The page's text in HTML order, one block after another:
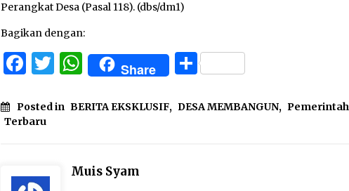
Perangkat Desa (Pasal 118). (dbs/dm1)
Bagikan dengan:
Facebook
Twitter
WhatsApp
Share Share
Posted in BERITA EKSKLUSIF, DESA MEMBANGUN,
Terbaru
Muis Syam